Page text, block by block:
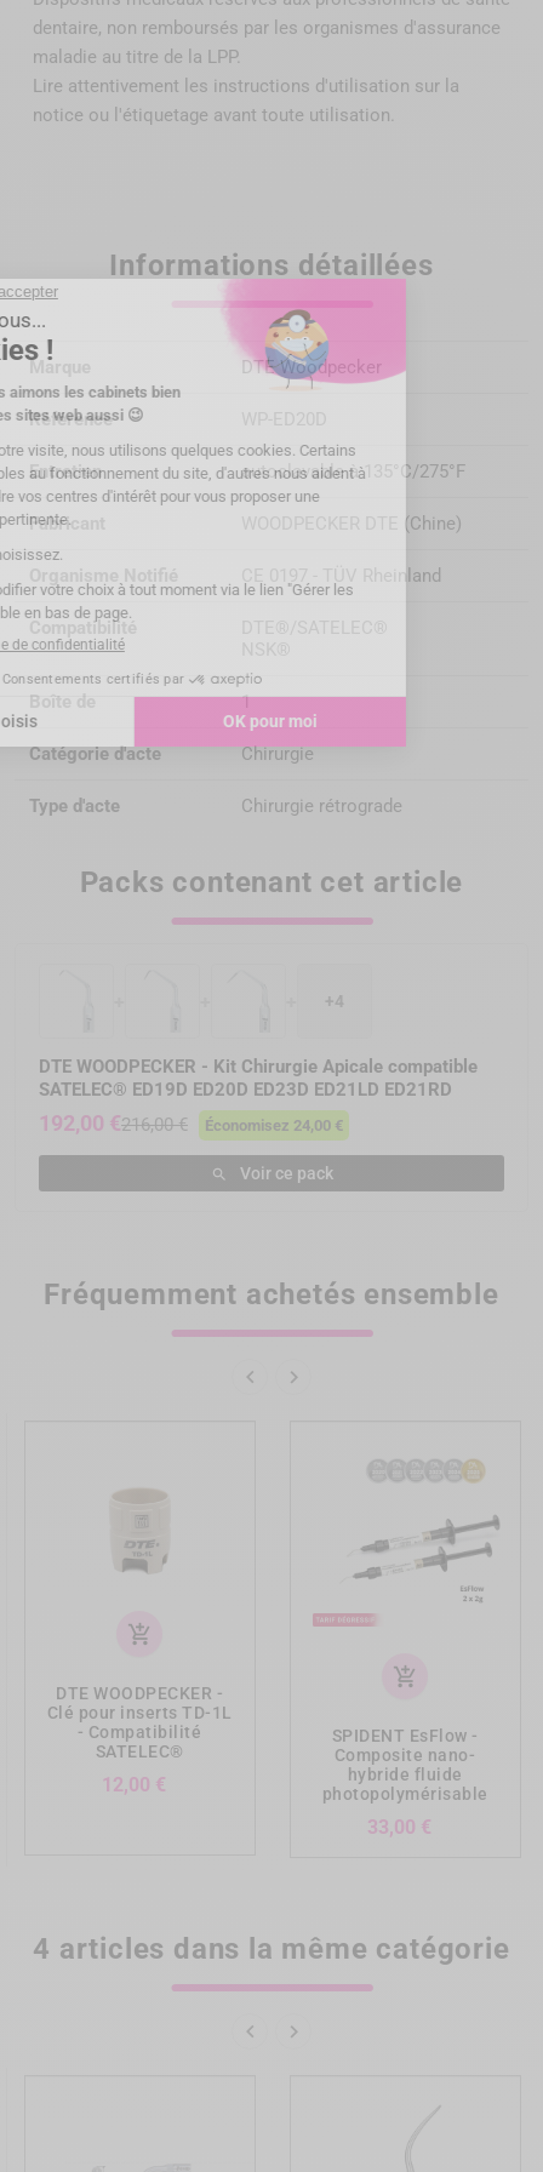
dentaire, non remboursés par les organismes d'assurance
maladie au titre de la LPP.
Lire attentivement les instructions d'utilisation sur la
notice ou l'étiquetage avant toute utilisation.
Informations détaillées
DTE Woodpecker
Référence
Entretien autoclavable à 135°C/275°F
Fabricant WOODPECKER DTE (Chine)
CE 0197 - TÜV Rheinland
Compatibilité
Boîte de 1
Catégorie d'acte Chirurgie
Type d'acte Chirurgie rétrograde
Packs contenant cet article
+4
DTE WOODPECKER - Kit Chirurgie Apicale compatible
SATELEC® ED19D ED20D ED23D ED21LD ED21RD
192,00 €216,00 € Économisez 24,00 €
 Voir ce pack
Fréquemment achetés ensemble
 
add_shopping_cart
DTE WOODPECKER -
Clé pour inserts TD-1L
- Compatibilité
SATELEC®
12,00 €
add_shopping_cart
SPIDENT EsFlow -
Composite nano-
hybride fluide
photopolymérisable
33,00 €
4 articles dans la même catégorie
 